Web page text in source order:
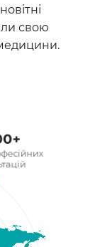
свою
+